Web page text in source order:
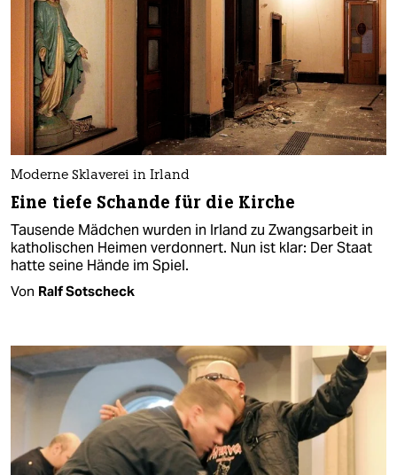
Moderne Sklaverei in Irland
Eine tiefe Schande für die Kirche
Tausende Mädchen wurden in Irland zu Zwangsarbeit in
katholischen Heimen verdonnert. Nun ist klar: Der Staat
hatte seine Hände im Spiel.
Von Ralf Sotscheck